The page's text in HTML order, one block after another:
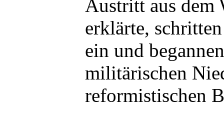
Austritt aus dem
erklärte,
ein und
militärischen
reformistischen